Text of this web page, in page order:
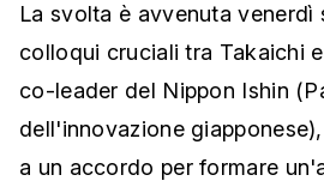
La svolta è avvenuta venerdì
colloqui cruciali tra Takaichi
co-leader del Nippon Ishin
dell'innovazione
a un accordo per formare